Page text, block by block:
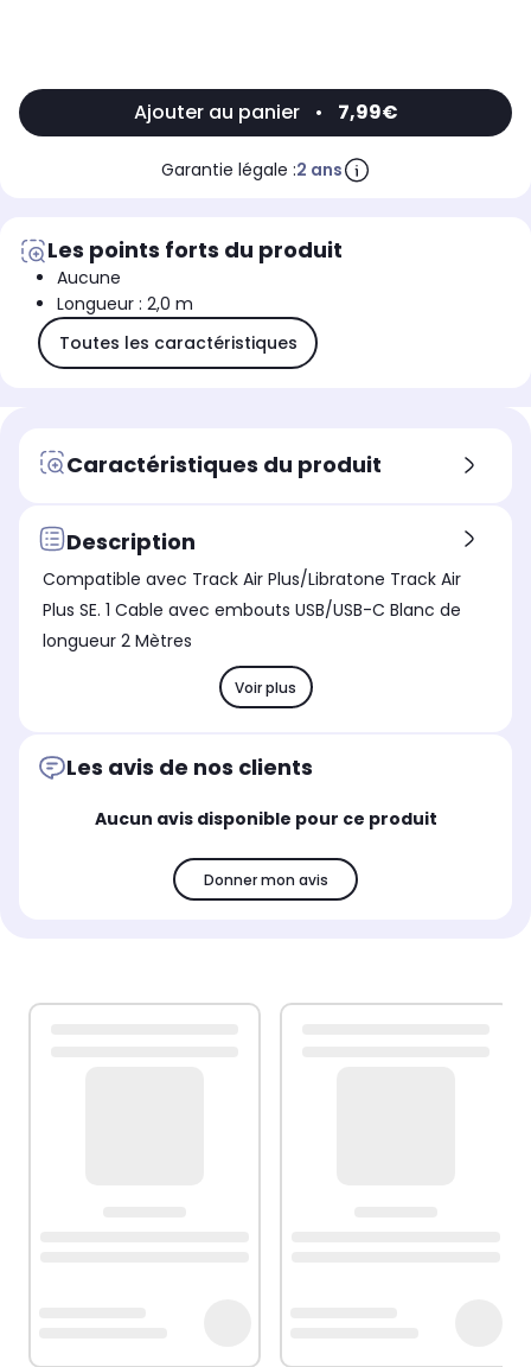
Ajouter au panier • 7,99€
Garantie légale :2 ans
Les points forts du produit
Aucune
Longueur : 2,0 m
Toutes les caractéristiques
Caractéristiques du produit
Description
Compatible avec Track Air Plus/Libratone Track Air
Plus SE. 1 Cable avec embouts USB/USB-C Blanc de
longueur 2 Mètres
Voir plus
Les avis de nos clients
Aucun avis disponible pour ce produit
Donner mon avis